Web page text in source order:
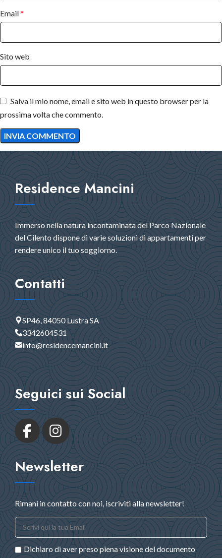
Email*
Sito web
Salva il mio nome, email e sito web in questo browser per la
prossima volta che commento.
Residence Mancini
Immerso nella natura incontaminata del Parco Nazionale
del Cilento dispone di varie soluzioni di appartamenti per
rendere unico il tuo soggiorno.
Contatti
SP46, 84050 Lustra SA
3342604531
info@residencemancini.it
Seguici sui Social
Newsletter
Rimani in contatto con noi, iscriviti alla newsletter!
Dichiarodi aver preso piena visione del documento